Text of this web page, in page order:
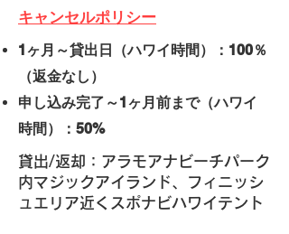
キャンセルポリシー
1ヶ月～貸出日（ハワイ時間）：100％
（返金なし）
申し込み完了～1ヶ月前まで（ハワイ
時間）：50%
貸出/返却：アラモアナビーチパーク
内マジックアイランド、フィニッシ
ュエリア近くスポナビハワイテント